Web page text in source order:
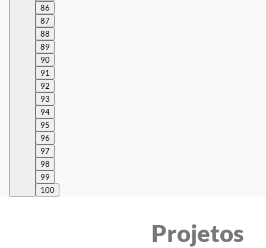
86
87
88
89
90
91
92
93
94
95
96
97
98
99
100
Projetos